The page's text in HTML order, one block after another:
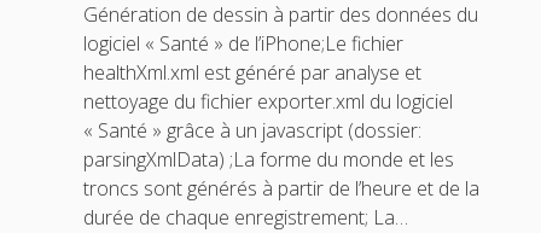
Génération de dessin à partir des données du
logiciel « Santé » de l’iPhone;Le fichier
healthXml.xml est généré par analyse et
nettoyage du fichier exporter.xml du logiciel
« Santé » grâce à un javascript (dossier:
parsingXmlData) ;La forme du monde et les
troncs sont générés à partir de l’heure et de la
durée de chaque enregistrement; La…